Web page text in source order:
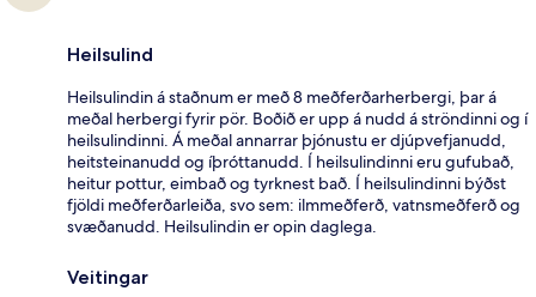
Heilsulind
Heilsulindin á staðnum er með 8 meðferðarherbergi, þar á
meðal herbergi fyrir pör. Boðið er upp á nudd á ströndinni og í
heilsulindinni. Á meðal annarrar þjónustu er djúpvefjanudd,
heitsteinanudd og íþróttanudd. Í heilsulindinni eru gufubað,
heitur pottur, eimbað og tyrknest bað. Í heilsulindinni býðst
fjöldi meðferðarleiða, svo sem: ilmmeðferð, vatnsmeðferð og
svæðanudd. Heilsulindin er opin daglega.
Veitingar